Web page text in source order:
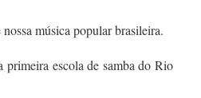
música popular brasileira.
escola de samba do Rio